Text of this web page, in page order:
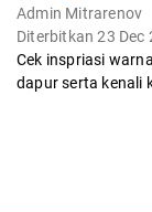
Admin Mitrarenov
Diterbitkan 23 Dec
Cek inspriasi
dapur serta kenali